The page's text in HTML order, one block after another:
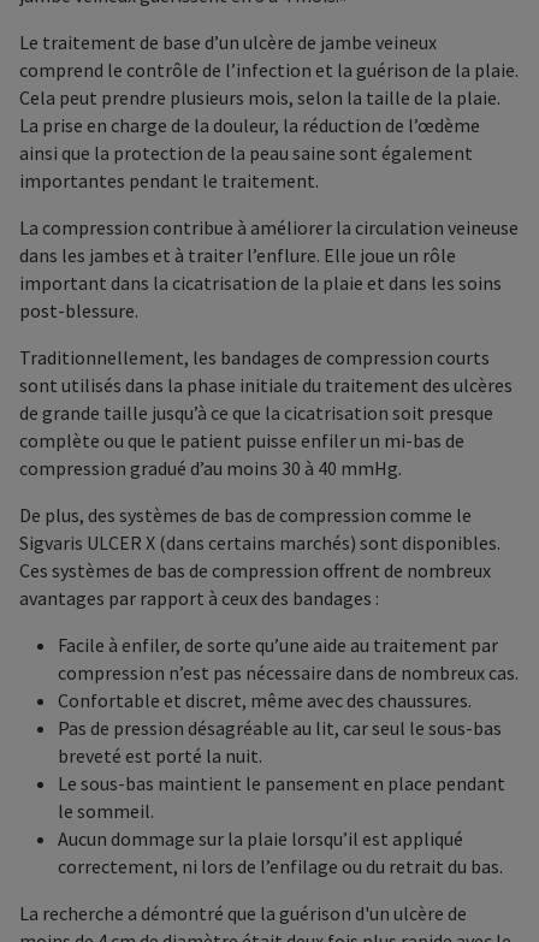
Le traitement de base d’un ulcère de jambe veineux
comprend le contrôle de l’infection et la guérison de la plaie.
Cela peut prendre plusieurs mois, selon la taille de la plaie.
La prise en charge de la douleur, la réduction de l’œdème
ainsi que la protection de la peau saine sont également
importantes pendant le traitement.
La compression contribue à améliorer la circulation veineuse
dans les jambes et à traiter l’enflure. Elle joue un rôle
important dans la cicatrisation de la plaie et dans les soins
post-blessure.
Traditionnellement, les bandages de compression courts
sont utilisés dans la phase initiale du traitement des ulcères
de grande taille jusqu’à ce que la cicatrisation soit presque
complète ou que le patient puisse enfiler un mi-bas de
compression gradué d’au moins 30 à 40 mmHg.
De plus, des systèmes de bas de compression comme le
Sigvaris ULCER X (dans certains marchés) sont disponibles.
Ces systèmes de bas de compression offrent de nombreux
avantages par rapport à ceux des bandages :
Facile à enfiler, de sorte qu’une aide au traitement par
compression n’est pas nécessaire dans de nombreux cas.
Confortable et discret, même avec des chaussures.
Pas de pression désagréable au lit, car seul le sous-bas
breveté est porté la nuit.
Le sous-bas maintient le pansement en place pendant
le sommeil.
Aucun dommage sur la plaie lorsqu’il est appliqué
correctement, ni lors de l’enfilage ou du retrait du bas.
La recherche a démontré que la guérison d'un ulcère de